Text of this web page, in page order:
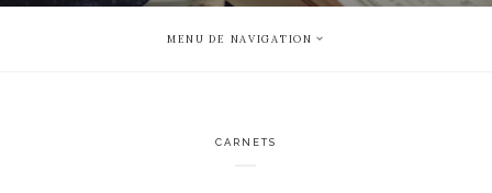
MENU DE NAVIGATION
CARNETS